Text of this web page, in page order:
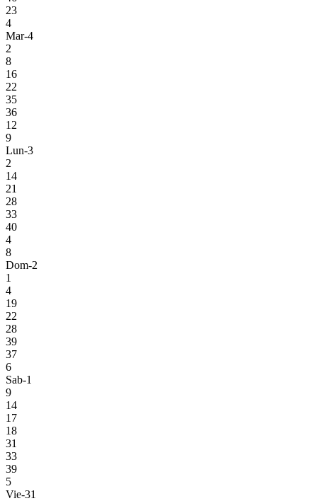
23
4
Mar-4
2
8
16
22
35
36
12
9
Lun-3
2
14
21
28
33
40
4
8
Dom-2
1
4
19
22
28
39
37
6
Sab-1
9
14
17
18
31
33
39
5
Vie-31